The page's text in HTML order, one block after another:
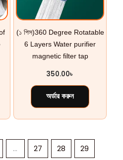
(১ পিস)360 Degree Rotatable
6 Layers Water purifier
magnetic filter tap
350.00৳
অর্ডার করুন
… 27 28 29